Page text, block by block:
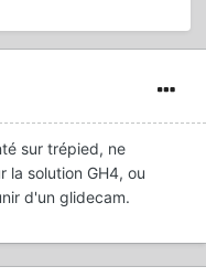
sur trépied, ne
la solution GH4, ou
d'un glidecam.